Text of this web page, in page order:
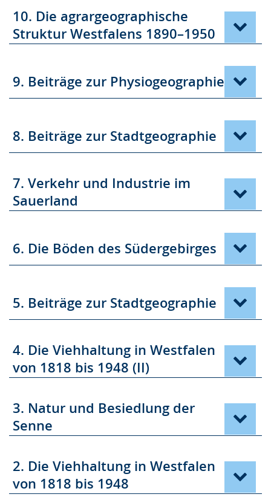
10. Die agrargeographische
Struktur Westfalens 1890–1950
9. Beiträge zur Physiogeographie
8. Beiträge zur Stadtgeographie
7. Verkehr und Industrie im
Sauerland
6. Die Böden des Südergebirges
5. Beiträge zur Stadtgeographie
4. Die Viehhaltung in Westfalen
von 1818 bis 1948 (II)
3. Natur und Besiedlung der
Senne
2. Die Viehhaltung in Westfalen
von 1818 bis 1948